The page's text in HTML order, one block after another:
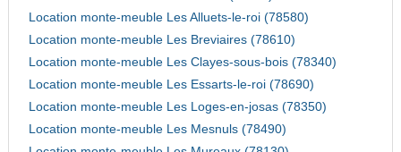
Location monte-meuble Les Alluets-le-roi (78580)
Location monte-meuble Les Breviaires (78610)
Location monte-meuble Les Clayes-sous-bois (78340)
Location monte-meuble Les Essarts-le-roi (78690)
Location monte-meuble Les Loges-en-josas (78350)
Location monte-meuble Les Mesnuls (78490)